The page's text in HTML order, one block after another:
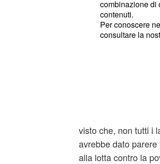
Barbagallo
Povertà
visto che, non tutti i
avrebbe dato
alla lotta contro la
combinazione di
contenuti.
Per conoscere
consultare la